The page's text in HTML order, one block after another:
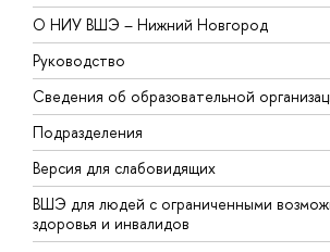
О НИУ ВШЭ – Нижний Новгород
Руководство
Сведения об образовательной
Подразделения
Версия для слабовидящих
ВШЭ для людей с ограниченными
здоровья и инвалидов